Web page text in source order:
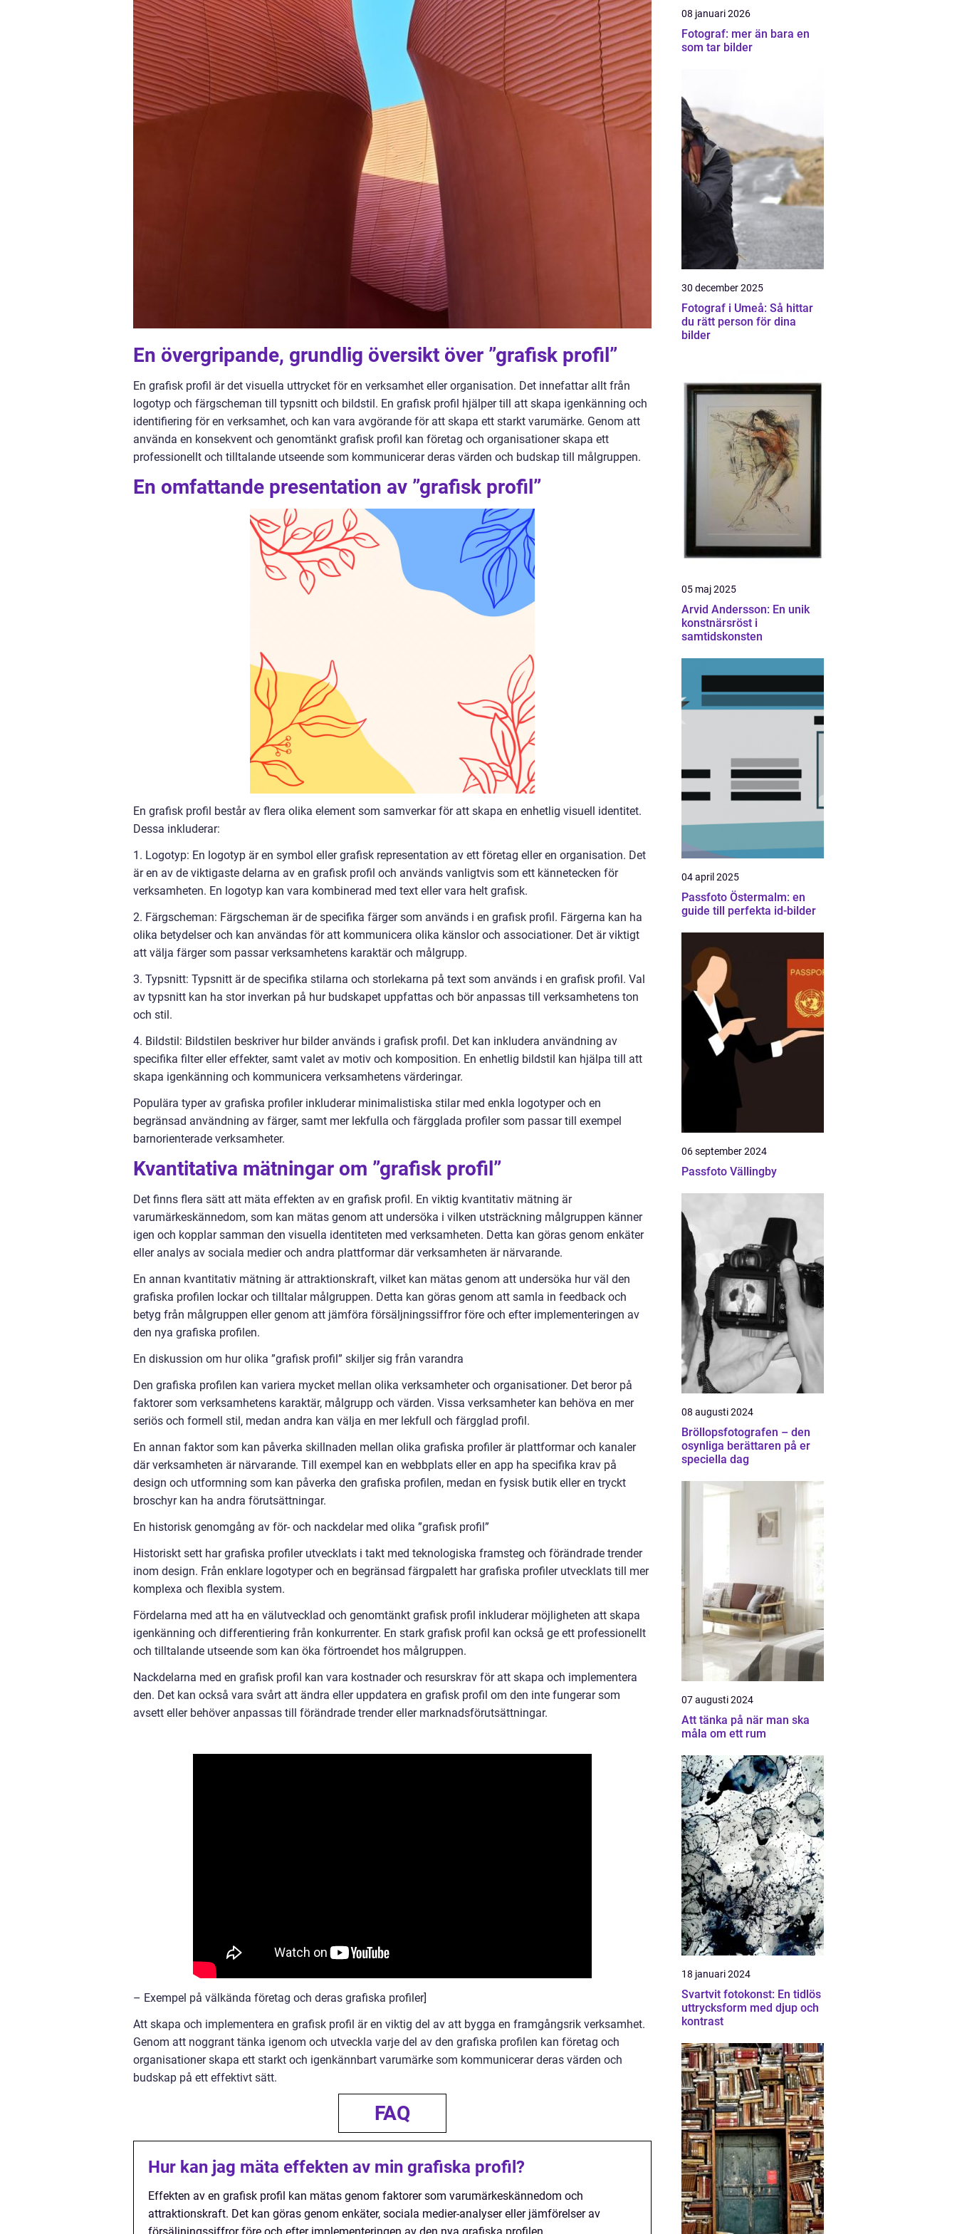
En övergripande, grundlig översikt över ”grafisk profil”
En grafisk profil är det visuella uttrycket för en verksamhet eller organisation. Det innefattar allt från
logotyp och färgscheman till typsnitt och bildstil. En grafisk profil hjälper till att skapa igenkänning och
identifiering för en verksamhet, och kan vara avgörande för att skapa ett starkt varumärke. Genom att
använda en konsekvent och genomtänkt grafisk profil kan företag och organisationer skapa ett
professionellt och tilltalande utseende som kommunicerar deras värden och budskap till målgruppen.
En omfattande presentation av ”grafisk profil”
En grafisk profil består av flera olika element som samverkar för att skapa en enhetlig visuell identitet.
Dessa inkluderar:
1. Logotyp: En logotyp är en symbol eller grafisk representation av ett företag eller en organisation. Det
är en av de viktigaste delarna av en grafisk profil och används vanligtvis som ett kännetecken för
verksamheten. En logotyp kan vara kombinerad med text eller vara helt grafisk.
2. Färgscheman: Färgscheman är de specifika färger som används i en grafisk profil. Färgerna kan ha
olika betydelser och kan användas för att kommunicera olika känslor och associationer. Det är viktigt
att välja färger som passar verksamhetens karaktär och målgrupp.
3. Typsnitt: Typsnitt är de specifika stilarna och storlekarna på text som används i en grafisk profil. Val
av typsnitt kan ha stor inverkan på hur budskapet uppfattas och bör anpassas till verksamhetens ton
och stil.
4. Bildstil: Bildstilen beskriver hur bilder används i grafisk profil. Det kan inkludera användning av
specifika filter eller effekter, samt valet av motiv och komposition. En enhetlig bildstil kan hjälpa till att
skapa igenkänning och kommunicera verksamhetens värderingar.
Populära typer av grafiska profiler inkluderar minimalistiska stilar med enkla logotyper och en
begränsad användning av färger, samt mer lekfulla och färgglada profiler som passar till exempel
barnorienterade verksamheter.
Kvantitativa mätningar om ”grafisk profil”
Det finns flera sätt att mäta effekten av en grafisk profil. En viktig kvantitativ mätning är
varumärkeskännedom, som kan mätas genom att undersöka i vilken utsträckning målgruppen känner
igen och kopplar samman den visuella identiteten med verksamheten. Detta kan göras genom enkäter
eller analys av sociala medier och andra plattformar där verksamheten är närvarande.
En annan kvantitativ mätning är attraktionskraft, vilket kan mätas genom att undersöka hur väl den
grafiska profilen lockar och tilltalar målgruppen. Detta kan göras genom att samla in feedback och
betyg från målgruppen eller genom att jämföra försäljningssiffror före och efter implementeringen av
den nya grafiska profilen.
En diskussion om hur olika ”grafisk profil” skiljer sig från varandra
Den grafiska profilen kan variera mycket mellan olika verksamheter och organisationer. Det beror på
faktorer som verksamhetens karaktär, målgrupp och värden. Vissa verksamheter kan behöva en mer
seriös och formell stil, medan andra kan välja en mer lekfull och färgglad profil.
En annan faktor som kan påverka skillnaden mellan olika grafiska profiler är plattformar och kanaler
där verksamheten är närvarande. Till exempel kan en webbplats eller en app ha specifika krav på
design och utformning som kan påverka den grafiska profilen, medan en fysisk butik eller en tryckt
broschyr kan ha andra förutsättningar.
En historisk genomgång av för- och nackdelar med olika ”grafisk profil”
Historiskt sett har grafiska profiler utvecklats i takt med teknologiska framsteg och förändrade trender
inom design. Från enklare logotyper och en begränsad färgpalett har grafiska profiler utvecklats till mer
komplexa och flexibla system.
Fördelarna med att ha en välutvecklad och genomtänkt grafisk profil inkluderar möjligheten att skapa
igenkänning och differentiering från konkurrenter. En stark grafisk profil kan också ge ett professionellt
och tilltalande utseende som kan öka förtroendet hos målgruppen.
Nackdelarna med en grafisk profil kan vara kostnader och resurskrav för att skapa och implementera
den. Det kan också vara svårt att ändra eller uppdatera en grafisk profil om den inte fungerar som
avsett eller behöver anpassas till förändrade trender eller marknadsförutsättningar.
– Exempel på välkända företag och deras grafiska profiler]
Att skapa och implementera en grafisk profil är en viktig del av att bygga en framgångsrik verksamhet.
Genom att noggrant tänka igenom och utveckla varje del av den grafiska profilen kan företag och
organisationer skapa ett starkt och igenkännbart varumärke som kommunicerar deras värden och
budskap på ett effektivt sätt.
FAQ
Hur kan jag mäta effekten av min grafiska profil?
Effekten av en grafisk profil kan mätas genom faktorer som varumärkeskännedom och
attraktionskraft. Det kan göras genom enkäter, sociala medier-analyser eller jämförelser av
08 januari 2026
Fotograf: mer än bara en
som tar bilder
30 december 2025
Fotograf i Umeå: Så hittar
du rätt person för dina
bilder
05 maj 2025
Arvid Andersson: En unik
konstnärsröst i
samtidskonsten
04 april 2025
Passfoto Östermalm: en
guide till perfekta id-bilder
06 september 2024
Passfoto Vällingby
08 augusti 2024
Bröllopsfotografen – den
osynliga berättaren på er
speciella dag
07 augusti 2024
Att tänka på när man ska
måla om ett rum
18 januari 2024
Svartvit fotokonst: En tidlös
uttrycksform med djup och
kontrast